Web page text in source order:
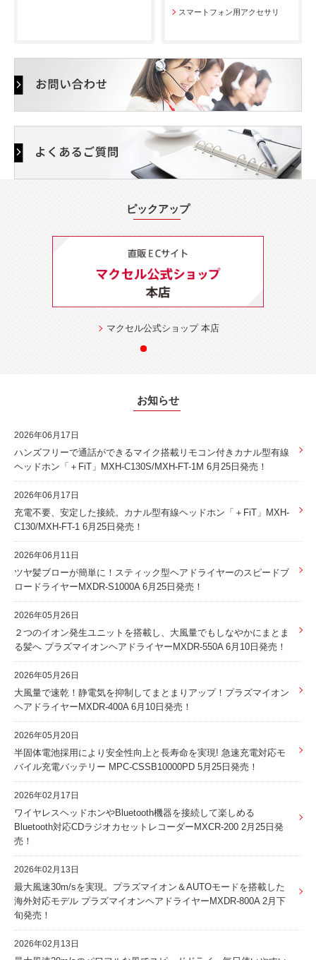
スマートフォン用アクセサリ
ピックアップ
マクセル公式ショップ 本店
お知らせ
2026年06月17日
ハンズフリーで通話ができるマイク搭載リモコン付きカナル型有線
ヘッドホン「＋FiT」MXH-C130S/MXH-FT-1M 6月25日発売！
2026年06月17日
充電不要、安定した接続。カナル型有線ヘッドホン「＋FiT」MXH-
C130/MXH-FT-1 6月25日発売！
2026年06月11日
ツヤ髪ブローが簡単に！スティック型ヘアドライヤーのスピードブ
ロードライヤーMXDR-S1000A 6月25日発売！
2026年05月26日
２つのイオン発生ユニットを搭載し、大風量でもしなやかにまとま
る髪へ プラズマイオンヘアドライヤーMXDR-550A 6月10日発売！
2026年05月26日
大風量で速乾！静電気を抑制してまとまりアップ！プラズマイオン
ヘアドライヤーMXDR-400A 6月10日発売！
2026年05月20日
半固体電池採用により安全性向上と長寿命を実現! 急速充電対応モ
バイル充電バッテリー MPC-CSSB10000PD 5月25日発売！
2026年02月17日
ワイヤレスヘッドホンやBluetooth機器を接続して楽しめる
Bluetooth対応CDラジオカセットレコーダーMXCR-200 2月25日発
売！
2026年02月13日
最大風速30m/sを実現。プラズマイオン＆AUTOモードを搭載した
海外対応モデル プラズマイオンヘアドライヤーMXDR-800A 2月下
旬発売！
2026年02月13日